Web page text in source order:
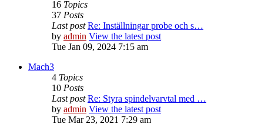
16 Topics
37 Posts
Last post Re: Inställningar probe och s…
by admin View the latest post
Tue Jan 09, 2024 7:15 am
Mach3
4 Topics
10 Posts
Last post Re: Styra spindelvarvtal med …
by admin View the latest post
Tue Mar 23, 2021 7:29 am